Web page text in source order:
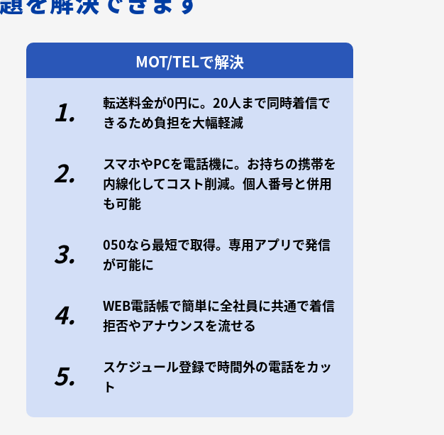
MOT/TELで解決
1.
転送料金が0円に。20人まで同時着信で
きるため負担を大幅軽減
2.
スマホやPCを電話機に。お持ちの携帯を
内線化してコスト削減。個人番号と併用
も可能
3.
050なら最短で取得。専用アプリで発信
が可能に
4.
WEB電話帳で簡単に全社員に共通で着信
拒否やアナウンスを流せる
5.
スケジュール登録で時間外の電話をカッ
ト